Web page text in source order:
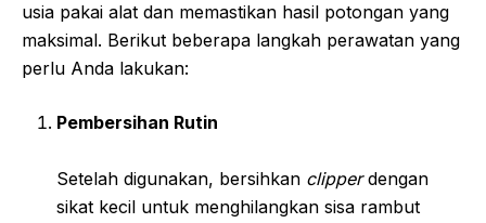
usia pakai alat dan memastikan hasil potongan yang
maksimal. Berikut beberapa langkah perawatan yang
perlu Anda lakukan:
Pembersihan Rutin
Setelah digunakan, bersihkan clipperdengan
sikat kecil untuk menghilangkan sisa rambut